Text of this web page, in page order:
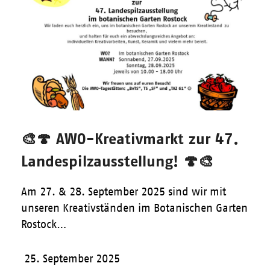
🎨🍄 AWO-Kreativmarkt zur 47.
Landespilzausstellung! 🍄🎨
Am 27. & 28. September 2025 sind wir mit
unseren Kreativständen im Botanischen Garten
Rostock…
25. September 2025